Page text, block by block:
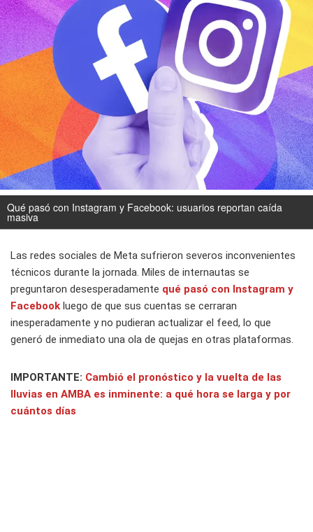
Qué pasó con Instagram y Facebook: usuarios reportan caída
masiva
Las redes sociales de Meta sufrieron severos inconvenientes
técnicos durante la jornada. Miles de internautas se
preguntaron desesperadamente qué pasó con Instagram y
Facebook luego de que sus cuentas se cerraran
inesperadamente y no pudieran actualizar el feed, lo que
generó de inmediato una ola de quejas en otras plataformas.
IMPORTANTE: Cambió el pronóstico y la vuelta de las
lluvias en AMBA es inminente: a qué hora se larga y por
cuántos días